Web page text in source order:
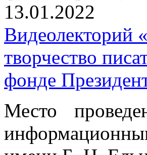
13.01.2022
Видеолекторий
творчество
фонде
Место